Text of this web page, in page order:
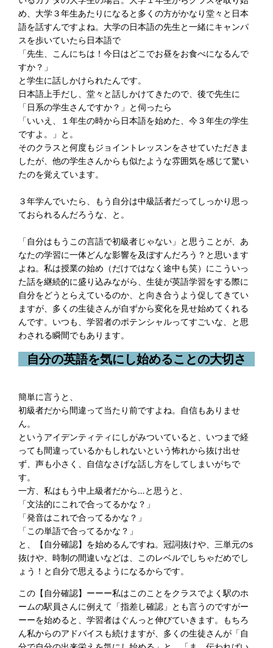
め、大学３年生あたりになると多くの方がかなり堂々と日本
語を話すんですよね。大学の日本語の先生と一緒にキャンパ
スを歩いていたら日本語で
「先生、こんにちは！今日はどこでお昼をお食べになるんで
すか？」
と学生に話しかけられたんです。
日本語上手だし、堂々と話しかけてきたので、後で先生に
「日系の学生さんですか？」と伺ったら
「いいえ、１年生の時から日本語を始めた、今３年生の学生
ですよ。」と。
そのクラスと何度もジョイントレッスンをさせていただきま
したが、他の学生さんからも似たような雰囲気を感じて驚い
たのを覚えています。
３年学んでいたら、もう自分は中級話者だってしっかり思っ
ておられるんだろうな、と。
「自分はもうこの言語で初級者じゃない」と思うことが、あ
なたの学習に一体どんな影響を及ぼすんだろう？と思います
よね。私は授業の始め（だけではなく途中も笑）にこういっ
た話を継続的に盛り込みながら、生徒が英語学習をする際に
自分をどうとらえているのか、と向き合うよう促してきてい
ますが、多くの生徒さんが自ずから変化を見せ始めてくれる
んです。いつも、学習者のポテンシャルってすごいな、と思
わされる瞬間でもあります。
自分の英語を気にし始めることの大切さ
簡単に言うと、
初級者だから間違って当たり前ですよね。自信もありませ
ん。
というアイデンティティにしがみついていると、いつまで経
っても間違っているかもしれないという怖れから抜け出せ
ず、声も小さく、自信なさげな話し方をしてしまいがちで
す。
一方、私はもう中上級者だから…と思うと、
「文法的にこれで合ってるかな？」
「発音はこれで合ってるかな？」
「この単語で合ってるかな？」
と、【自分確認】を始めるんですね。冠詞抜けや、三単元のs
抜けや、時制の間違いなどは、このレベルでしちゃだめでし
ょう！と自分で思えるようになるからです。
この【自分確認】ーーー私はこのことをクラスでよく駅のホ
ームの駅員さんに例えて「指差し確認」とも言うのですがー
ーーを始めると、学習者はぐんっと伸びていきます。もちろ
ん私からのアドバイスも続けますが、多くの生徒さんが「自